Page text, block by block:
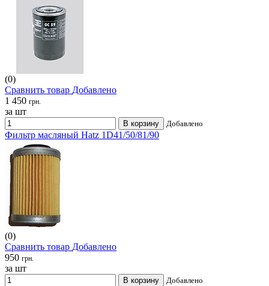
(0)
Сравнить товар Добавлено
1 450 грн.
за шт
В корзину Добавлено
Фильтр масляный Hatz 1D41/50/81/90
(0)
Сравнить товар Добавлено
950 грн.
за шт
В корзину Добавлено